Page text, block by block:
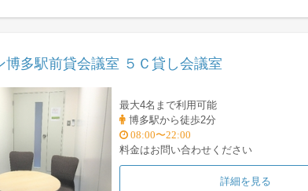
博多駅前貸会議室 ５Ｃ貸し会議室
最大4名まで利用可能
博多駅から徒歩2分
08:00〜22:00
料金はお問い合わせください
詳細を見る